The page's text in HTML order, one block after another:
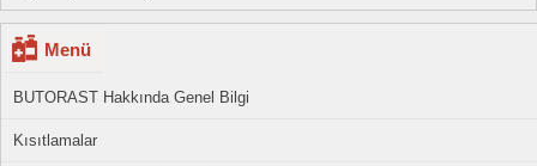
Menü
BUTORAST Hakkında Genel Bilgi
Kısıtlamalar